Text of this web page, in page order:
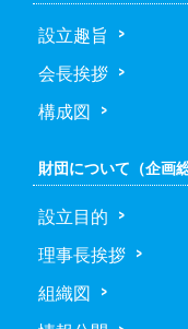
設立趣旨
会長挨拶
構成図
財団について（企画
設立目的
理事長挨拶
組織図